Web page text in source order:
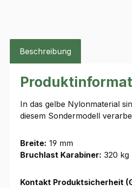
Beschreibung
In das gelbe Nylonmaterial
diesem Sondermodell
Breite: 19 mm
Bruchlast Karabiner: 320 kg
Kontakt Produktsicherheit